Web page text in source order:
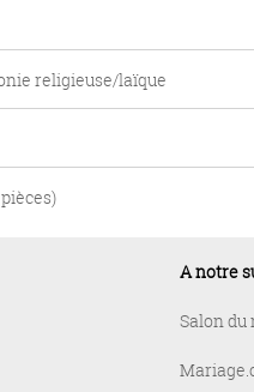
religieuse/laïque
A notre
Salon du